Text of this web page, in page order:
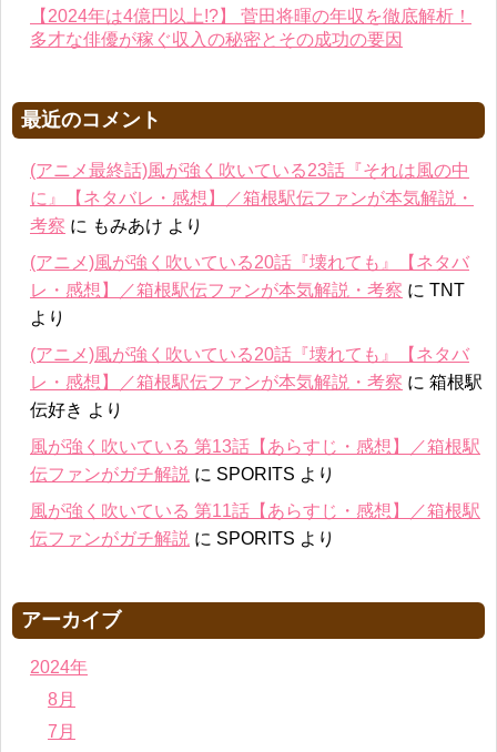
【2024年は4億円以上!?】 菅田将暉の年収を徹底解析！
多才な俳優が稼ぐ収入の秘密とその成功の要因
最近のコメント
(アニメ最終話)風が強く吹いている23話『それは風の中
に』【ネタバレ・感想】／箱根駅伝ファンが本気解説・
考察 に もみあけ より
(アニメ)風が強く吹いている20話『壊れても』【ネタバ
レ・感想】／箱根駅伝ファンが本気解説・考察 に TNT
より
(アニメ)風が強く吹いている20話『壊れても』【ネタバ
レ・感想】／箱根駅伝ファンが本気解説・考察 に 箱根駅
伝好き より
風が強く吹いている 第13話【あらすじ・感想】／箱根駅
伝ファンがガチ解説 に SPORITS より
風が強く吹いている 第11話【あらすじ・感想】／箱根駅
伝ファンがガチ解説 に SPORITS より
アーカイブ
2024年
8月
7月